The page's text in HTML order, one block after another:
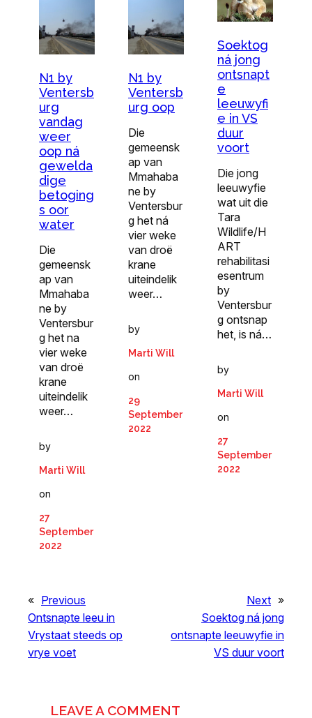
N1 by
Ventersb
urg
vandag
weer
oop ná
gewelda
dige
betoging
s oor
water
Die
gemeensk
ap van
Mmahaba
ne by
Ventersbur
g het na
vier weke
van droë
krane
uiteindelik
weer…
by
Marti Will
on
27
September
2022
N1 by
Ventersb
urg oop
Die
gemeensk
ap van
Mmahaba
ne by
Ventersbur
g het ná
vier weke
van droë
krane
uiteindelik
weer…
by
Marti Will
on
29
September
2022
Soektog
ná jong
ontsnapt
e
leeuwyfi
e in VS
duur
voort
Die jong
leeuwyfie
wat uit die
Tara
Wildlife/H
ART
rehabilitasi
esentrum
by
Ventersbur
g ontsnap
het, is ná…
by
Marti Will
on
27
September
2022
« Previous
Ontsnapte leeu in
Vrystaat steeds op
vrye voet
Next »
Soektog ná jong
ontsnapte leeuwyfie in
VS duur voort
LEAVE A COMMENT